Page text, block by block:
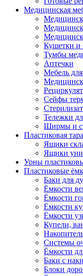
Медицинская
Кушетки и
Тумбы
Аптечки
Мебель
Сейфы
Тележки
Ширмы и
Пластиковая тара
Ящики
Ящики
Урны
Пластиковые
Баки для
Ёмкости
Ёмкости
Ёмкости
Ёмкости
Купели,
Системы
Ёмкости
Баки с
Блоки